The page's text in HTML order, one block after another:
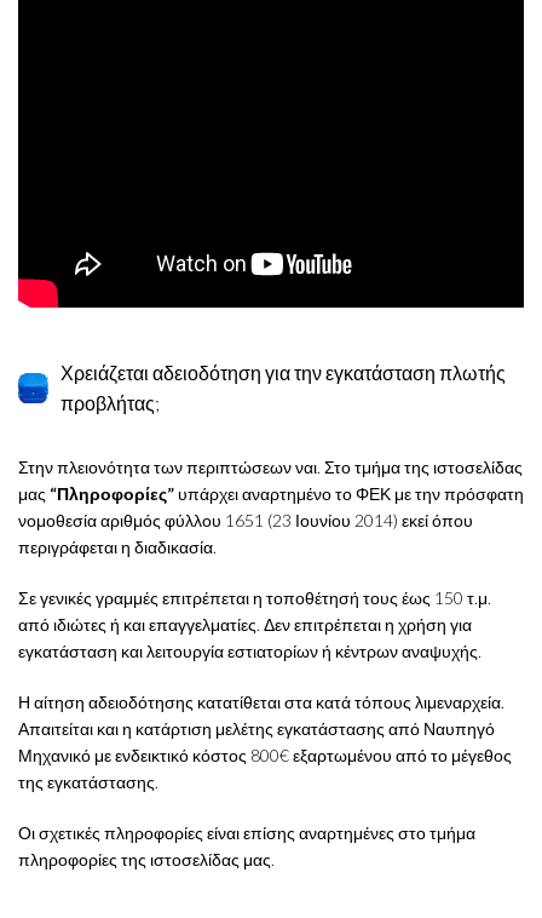
Χρειάζεται αδειοδότηση για την εγκατάσταση πλωτής
προβλήτας;
Στην πλειονότητα των περιπτώσεων ναι. Στο τμήμα της ιστοσελίδας
μας “Πληροφορίες”υπάρχει αναρτημένο το ΦΕΚ με την πρόσφατη
νομοθεσία αριθμός φύλλου 1651 (23 Ιουνίου 2014) εκεί όπου
περιγράφεται η διαδικασία.
Σε γενικές γραμμές επιτρέπεται η τοποθέτησή τους έως 150 τ.μ.
από ιδιώτες ή και επαγγελματίες. Δεν επιτρέπεται η χρήση για
εγκατάσταση και λειτουργία εστιατορίων ή κέντρων αναψυχής.
Η αίτηση αδειοδότησης κατατίθεται στα κατά τόπους λιμεναρχεία.
Απαιτείται και η κατάρτιση μελέτης εγκατάστασης από Ναυπηγό
Μηχανικό με ενδεικτικό κόστος 800€ εξαρτωμένου από το μέγεθος
της εγκατάστασης.
Οι σχετικές πληροφορίες είναι επίσης αναρτημένες στο τμήμα
πληροφορίες της ιστοσελίδας μας.